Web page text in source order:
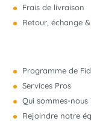
Frais de livraison
Retour, échange &
Programme de
Services Pros
Qui sommes-nous
Rejoindre notre